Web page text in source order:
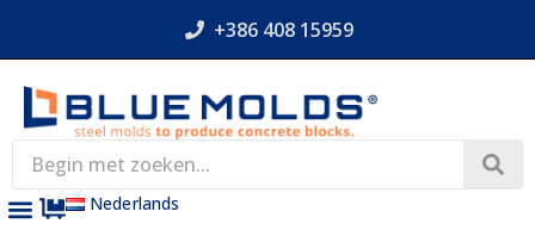
+386 408 15959
Nederlands